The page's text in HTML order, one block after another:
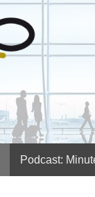
Podcast: